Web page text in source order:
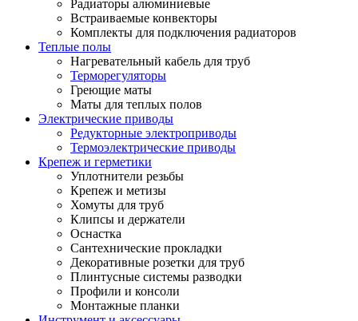
Радиаторы алюминиевые
Встраиваемые конвекторы
Комплекты для подключения радиаторов
Теплые полы
Нагревательный кабель для труб
Терморегуляторы
Греющие маты
Маты для теплых полов
Электрические приводы
Редукторные электроприводы
Термоэлектрические приводы
Крепеж и герметики
Уплотнители резьбы
Крепеж и метизы
Хомуты для труб
Клипсы и держатели
Оснастка
Сантехнические прокладки
Декоративные розетки для труб
Плинтусные системы разводки
Профили и консоли
Монтажные планки